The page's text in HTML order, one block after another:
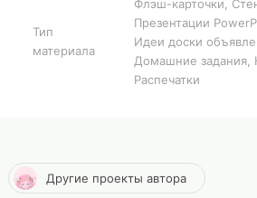
Тип
материала
Флэш-карточки,
Презентации
Идеи доски
Домашние задания,
Распечатки
Другие проекты автора